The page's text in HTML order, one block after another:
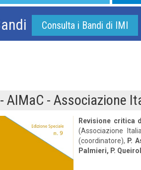
Consulta i Bandi di IMI
AIMaC - Associazione
Revisione critica
(Associazione
(coordinatore), P.
Palmieri, P.